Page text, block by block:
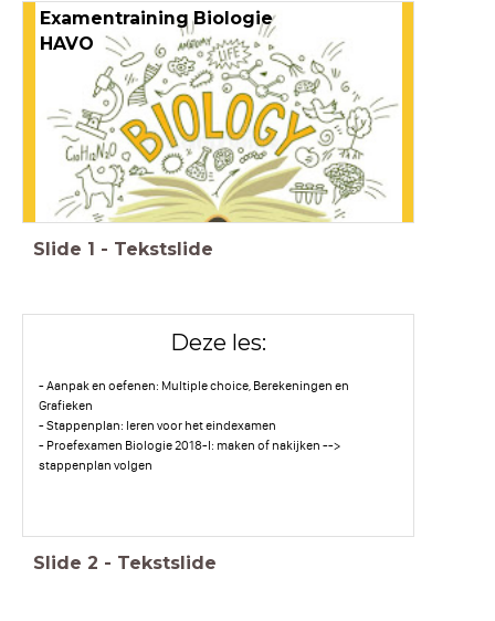
Examentraining Biologie
HAVO
Slide 1 - Tekstslide
Deze les:
- Aanpak en oefenen: Multiple choice, Berekeningen en
Grafieken
- Stappenplan: leren voor het eindexamen
- Proefexamen Biologie 2018-I: maken of nakijken -->
stappenplan volgen
Slide 2 - Tekstslide